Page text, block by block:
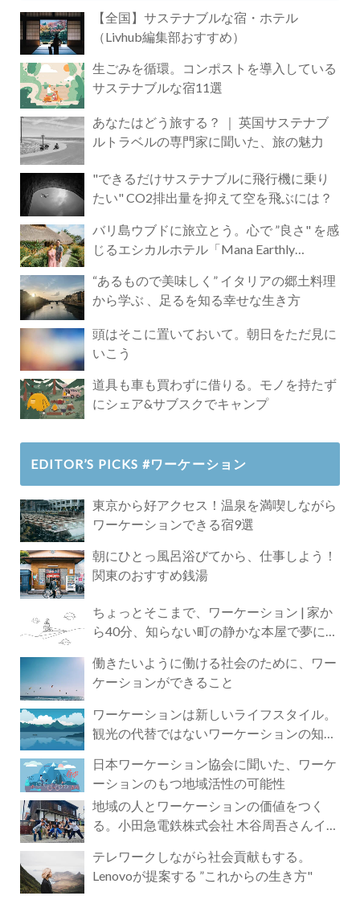
【全国】サステナブルな宿・ホテル
（Livhub編集部おすすめ）
生ごみを循環。コンポストを導入している
サステナブルな宿11選
あなたはどう旅する？ ｜ 英国サステナブ
ルトラベルの専門家に聞いた、旅の魅力
"できるだけサステナブルに飛行機に乗り
たい" CO2排出量を抑えて空を飛ぶには？
バリ島ウブドに旅立とう。心で ”良さ" を感
じるエシカルホテル「Mana Earthly
“あるもので美味しく” イタリアの郷土料理
から学ぶ 、足るを知る幸せな生き方
頭はそこに置いておいて。朝日をただ見に
いこう
道具も車も買わずに借りる。モノを持たず
にシェア&サブスクでキャンプ
EDITOR’S PICKS #ワーケーション
東京から好アクセス！温泉を満喫しながら
ワーケーションできる宿9選
朝にひとっ風呂浴びてから、仕事しよう！
関東のおすすめ銭湯
ちょっとそこまで、ワーケーション | 家か
ら40分、知らない町の静かな本屋で夢に近
働きたいように働ける社会のために、ワー
ケーションができること
ワーケーションは新しいライフスタイル。
観光の代替ではないワーケーションの知ら
日本ワーケーション協会に聞いた、ワーケ
ーションのもつ地域活性の可能性
地域の人とワーケーションの価値をつく
る。小田急電鉄株式会社 木谷周吾さんイン
テレワークしながら社会貢献もする。
Lenovoが提案する ”これからの生き方"